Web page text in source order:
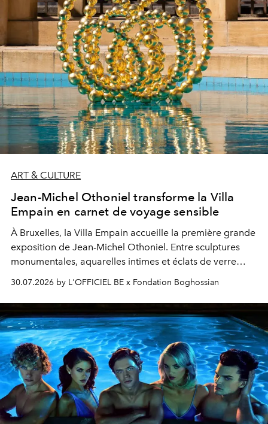
ART & CULTURE
Jean-Michel Othoniel transforme la Villa
Empain en carnet de voyage sensible
À Bruxelles, la Villa Empain accueille la première grande
exposition de Jean-Michel Othoniel. Entre sculptures
monumentales, aquarelles intimes et éclats de verre
émotionnel où chaque œuvre devient le souvenir
lumineux d’un voyage, d’une rencontre ou d’un
émerveillement.
30.07.2026 by L'OFFICIEL BE x Fondation Boghossian